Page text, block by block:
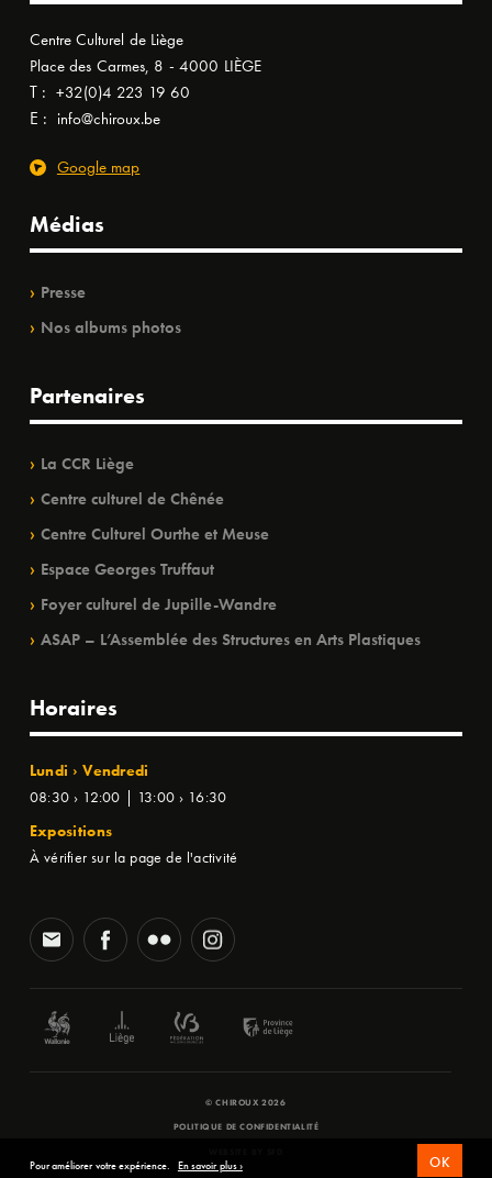
Centre Culturel de Liège
Place des Carmes, 8 - 4000 LIÈGE
T : +32(0)4 223 19 60
E : info@chiroux.be
Google map
Médias
Presse
Nos albums photos
Partenaires
La CCR Liège
Centre culturel de Chênée
Centre Culturel Ourthe et Meuse
Espace Georges Truffaut
Foyer culturel de Jupille-Wandre
ASAP – L’Assemblée des Structures en Arts Plastiques
Horaires
Lundi › Vendredi
08:30 › 12:00 | 13:00 › 16:30
Expositions
À vérifier sur la page de l'activité
© CHIROUX 2026
POLITIQUE DE CONFIDENTIALITÉ
Pour améliorer votre expérience. En savoir plus › OK